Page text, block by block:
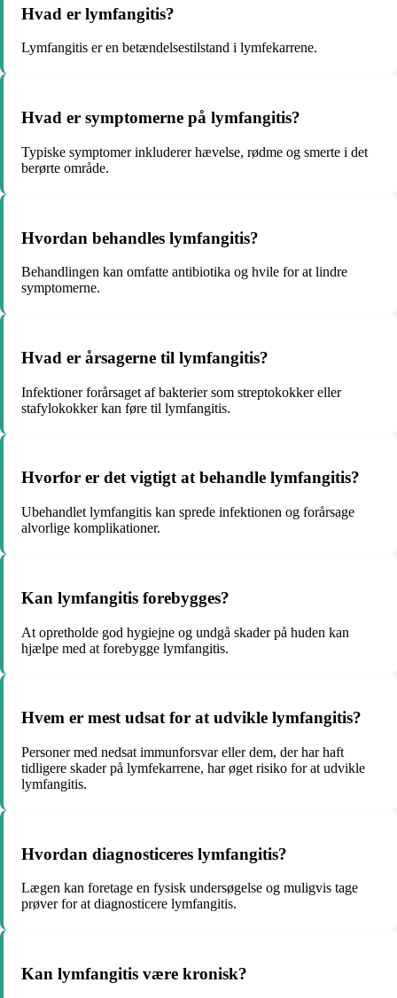
Hvad er lymfangitis?
Lymfangitis er en betændelsestilstand i lymfekarrene.
Hvad er symptomerne på lymfangitis?
Typiske symptomer inkluderer hævelse, rødme og smerte i det
berørte område.
Hvordan behandles lymfangitis?
Behandlingen kan omfatte antibiotika og hvile for at lindre
symptomerne.
Hvad er årsagerne til lymfangitis?
Infektioner forårsaget af bakterier som streptokokker eller
stafylokokker kan føre til lymfangitis.
Hvorfor er det vigtigt at behandle lymfangitis?
Ubehandlet lymfangitis kan sprede infektionen og forårsage
alvorlige komplikationer.
Kan lymfangitis forebygges?
At opretholde god hygiejne og undgå skader på huden kan
hjælpe med at forebygge lymfangitis.
Hvem er mest udsat for at udvikle lymfangitis?
Personer med nedsat immunforsvar eller dem, der har haft
tidligere skader på lymfekarrene, har øget risiko for at udvikle
lymfangitis.
Hvordan diagnosticeres lymfangitis?
Lægen kan foretage en fysisk undersøgelse og muligvis tage
prøver for at diagnosticere lymfangitis.
Kan lymfangitis være kronisk?